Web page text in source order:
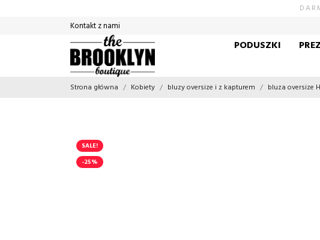
Kontakt z nami
PODUSZKI
Strona główna Kobiety bluzy oversize i z kapturem bluza oversize
SALE!
-25%